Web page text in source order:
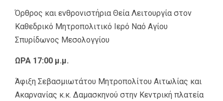
Όρθρος και ενθρονιστήρια Θεία Λειτουργία στον
Καθεδρικό Μητροπολιτικό Ιερό Ναό Αγίου
Σπυρίδωνος Μεσολογγίου
ΩΡΑ 17:00 μ.μ.
Άφιξη Σεβασμιωτάτου Μητροπολίτου Αιτωλίας και
Ακαρνανίας κ.κ. Δαμασκηνού στην Κεντρική πλατεία